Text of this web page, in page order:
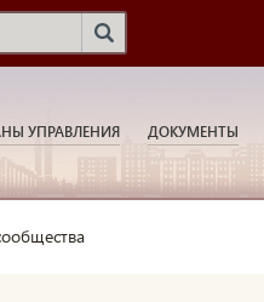
УПРАВЛЕНИЯ ДОКУМЕНТЫ